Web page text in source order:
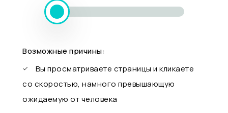
Возможные причины:
Вы просматриваете страницы и кликаете
со скоростью, намного превышающую
ожидаемую от человека